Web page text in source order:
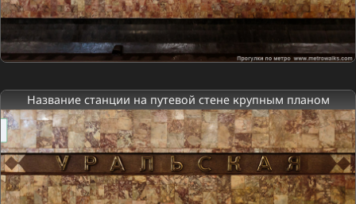
Название станции на путевой стене крупным планом